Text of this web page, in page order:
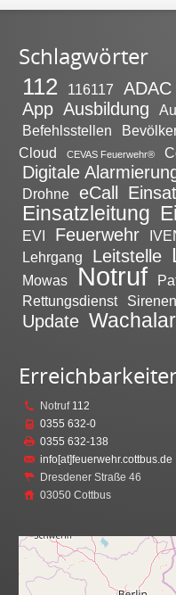
Schlagwörter
112 116117 ADAC
App Ausbildung
Befehlsstellen
Cloud
CEVAS Feuerwehr®
Digitale
Drohne eCall
Einsatzleitung
EVI Feuerwehr
Lehrgang
Leitstelle
Mowas
Notruf
Rettungsdienst
Sirenen
Update
Notruf 112
0355 632-0
0355 632-138
info[at]feuerwehr.cottbus.de
Dresdener Straße 46
03050 Cottbus